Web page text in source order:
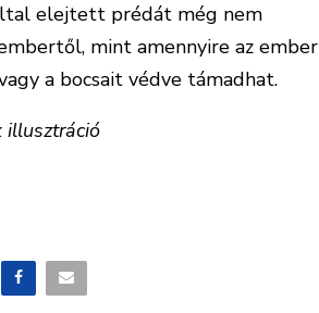
elejtett prédát még nem
mint amennyire az ember
a bocsait védve támadhat.
illusztráció